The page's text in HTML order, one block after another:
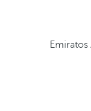
Emiratos